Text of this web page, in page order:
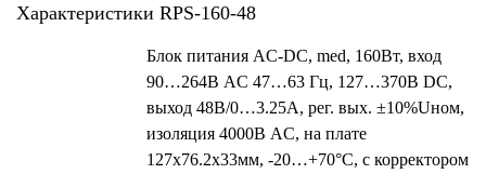
Характеристики RPS-160-48
Блок питания AC-DC, med, 160Вт, вход
90…264В AC 47…63 Гц, 127…370B DC,
выход 48В/0…3.25А, рег. вых. ±10%Uном,
изоляция 4000В AC, на плате
127х76.2х33мм, -20…+70°С, с корректором